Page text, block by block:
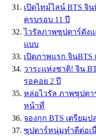
เปิดไทม์ไลน์ BTS จิ
ครบรอบ 11 ปี
ไวรัลภาพซุปตาร์ดัง
แบบ
เปิดภาพแรก จิน
วาระเเห่งชาติ! จิน
รอคอย 2 ปี
หล่อไวรัล ภาพซุปตา
หน้าที่
จองกุก BTS เตรียมป
ซุปตาร์หนุ่มทำดีต่อเ